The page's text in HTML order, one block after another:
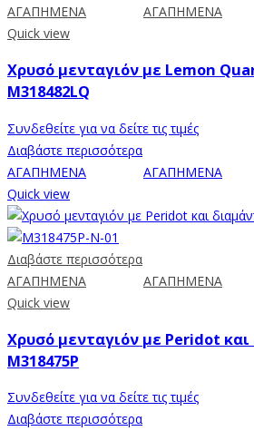
ΑΓΑΠΗΜΕΝΑ
ΑΓΑΠΗΜΕΝΑ
Quick view
Χρυσό μενταγιόν με Lemon
M318482LQ
Συνδεθείτε για να δείτε τις τιμές
Διαβάστε περισσότερα
ΑΓΑΠΗΜΕΝΑ
ΑΓΑΠΗΜΕΝΑ
Quick view
Διαβάστε περισσότερα
ΑΓΑΠΗΜΕΝΑ
ΑΓΑΠΗΜΕΝΑ
Quick view
Χρυσό μενταγιόν με Peridot και
M318475P
Συνδεθείτε για να δείτε τις τιμές
Διαβάστε περισσότερα